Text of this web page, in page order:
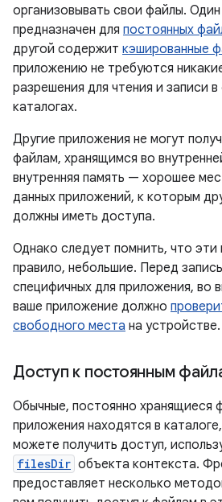
организовывать свои файлы. Один
предназначен для постоянных
другой содержит кэшированные
приложению не требуются
разрешения для чтения и записи
каталогах.
Другие приложения не могут
файлам, хранящимся во
внутренняя память — хорошее
данных приложений, к которым
должны иметь доступа.
Однако следует помнить, что эти
правило, небольшие. Перед
специфичных для приложения, во
ваше приложение должно
свободного места на устройстве.
Доступ к постоянным
Обычные, постоянно хранящиеся
приложения находятся в
можете получить доступ,
filesDir объекта контекста.
предоставляет несколько